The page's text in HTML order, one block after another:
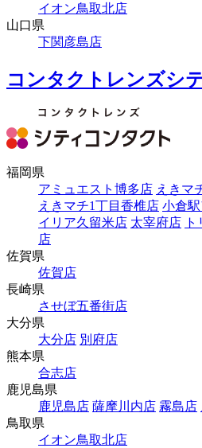
イオン鳥取北店
山口県
下関彦島店
コンタクトレンズシ
福岡県
アミュエスト博多店 えきマ
えきマチ1丁目香椎店 小倉
イリア久留米店 太宰府店
店
佐賀県
佐賀店
長崎県
させぼ五番街店
大分県
大分店 別府店
熊本県
合志店
鹿児島県
鹿児島店 薩摩川内店 霧島店
鳥取県
イオン鳥取北店